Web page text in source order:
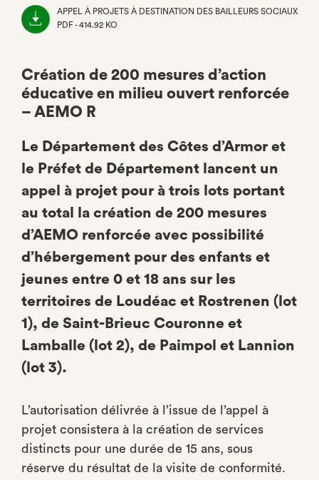
APPEL À PROJETS À DESTINATION DES BAILLEURS SOCIAUX
PDF - 414.92 KO
Création de 200 mesures d’action
éducative en milieu ouvert renforcée
– AEMO R
Le Département des Côtes d’Armor et
le Préfet de Département lancent un
appel à projet pour à trois lots portant
au total la création de 200 mesures
d’AEMO renforcée avec possibilité
d’hébergement pour des enfants et
jeunes entre 0 et 18 ans sur les
territoires de Loudéac et Rostrenen (lot
1), de Saint-Brieuc Couronne et
Lamballe (lot 2), de Paimpol et Lannion
(lot 3).
L’autorisation délivrée à l’issue de l’appel à
projet consistera à la création de services
distincts pour une durée de 15 ans, sous
réserve du résultat de la visite de conformité.